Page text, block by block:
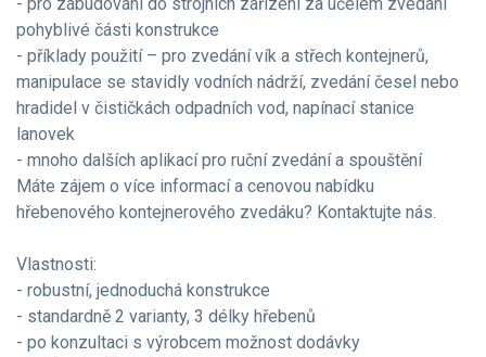
pohyblivé části konstrukce
- příklady použití – pro zvedání vík a střech kontejnerů,
manipulace se stavidly vodních nádrží, zvedání česel nebo
hradidel v čističkách odpadních vod, napínací stanice
lanovek
- mnoho dalších aplikací pro ruční zvedání a spouštění
Máte zájem o více informací a cenovou nabídku
hřebenového kontejnerového zvedáku? Kontaktujte nás.
Vlastnosti:
- robustní, jednoduchá konstrukce
- standardně 2 varianty, 3 délky hřebenů
- po konzultaci s výrobcem možnost dodávky